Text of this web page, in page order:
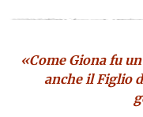
«Come Giona fu
anche il Figlio